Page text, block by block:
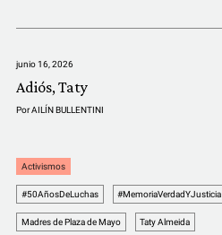
MULTIMEDIA
PRODUCTOS
COMUNIDAD
junio 16, 2026
Adiós, Taty
PorAILÍN BULLENTINI
Activismos
#50AñosDeLuchas #MemoriaVerdadYJusticia
Madres de Plaza de Mayo Taty Almeida